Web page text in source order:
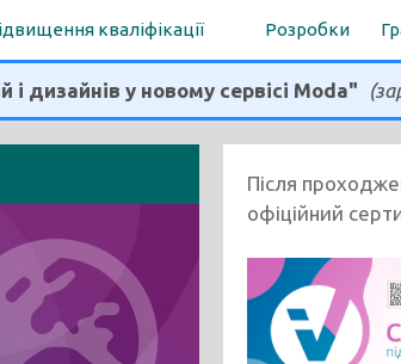
кваліфікації Розробки
дизайнів у новому сервісі Moda"
Після
офіційний